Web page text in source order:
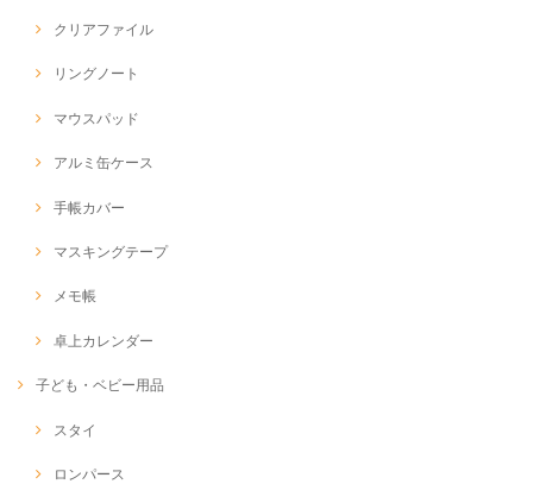
クリアファイル
リングノート
マウスパッド
アルミ缶ケース
手帳カバー
マスキングテープ
メモ帳
卓上カレンダー
子ども・ベビー用品
スタイ
ロンパース